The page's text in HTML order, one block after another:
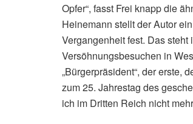
Opfer“, fasst Frei knapp die
Heinemann stellt der Autor
Vergangenheit fest. Das
Versöhnungsbesuchen in
„Bürgerpräsident“, der erste,
zum 25. Jahrestag des
ich im Dritten Reich nicht